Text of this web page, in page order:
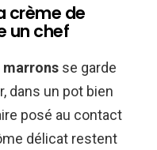
crème de
un chef
marrons se garde
dans un pot bien
posé au contact
délicat restent